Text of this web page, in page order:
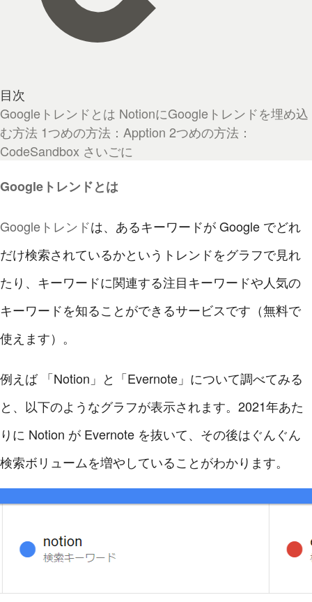
目次
Googleトレンドとは NotionにGoogleトレンドを埋め込
む方法 1つめの方法：Apption 2つめの方法：
CodeSandbox さいごに
Googleトレンドとは
Googleトレンドは、あるキーワードが Google でどれ
だけ検索されているかというトレンドをグラフで見れ
たり、キーワードに関連する注目キーワードや人気の
キーワードを知ることができるサービスです（無料で
使えます）。
例えば 「Notion」と「Evernote」について調べてみる
と、以下のようなグラフが表示されます。2021年あた
りに Notion が Evernote を抜いて、その後はぐんぐん
検索ボリュームを増やしていることがわかります。